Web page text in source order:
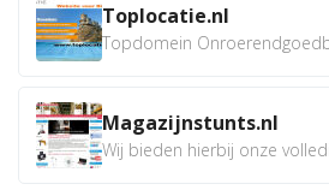
Toplocatie.nl
Magazijnstunts.nl